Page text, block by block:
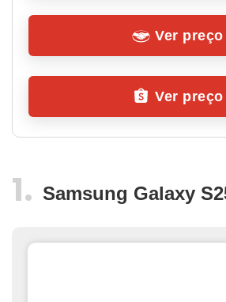
Ver preço
Ver preço
Samsung Galaxy